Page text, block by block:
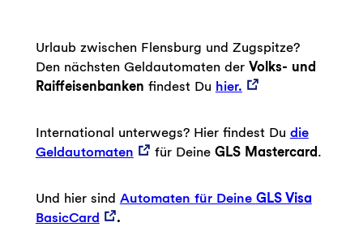
Urlaub zwischen Flensburg und Zugspitze?
Den nächsten Geldautomaten der Volks- und
Raiffeisenbanken findest Du hier.
International unterwegs? Hier findest Du die
Geldautomaten
für Deine GLS Mastercard .
Und hier sind Automaten für Deine GLS Visa
BasicCard
.